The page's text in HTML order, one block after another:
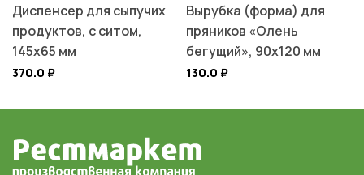
Диспенсер для сыпучих
продуктов, с ситом,
145х65 мм
370.0 ₽
Вырубка (форма) для
пряников «Олень
бегущий», 90х120 мм
130.0 ₽